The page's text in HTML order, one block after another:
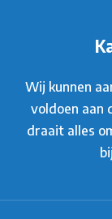
Wij kunnen
voldoen aan
draait alles